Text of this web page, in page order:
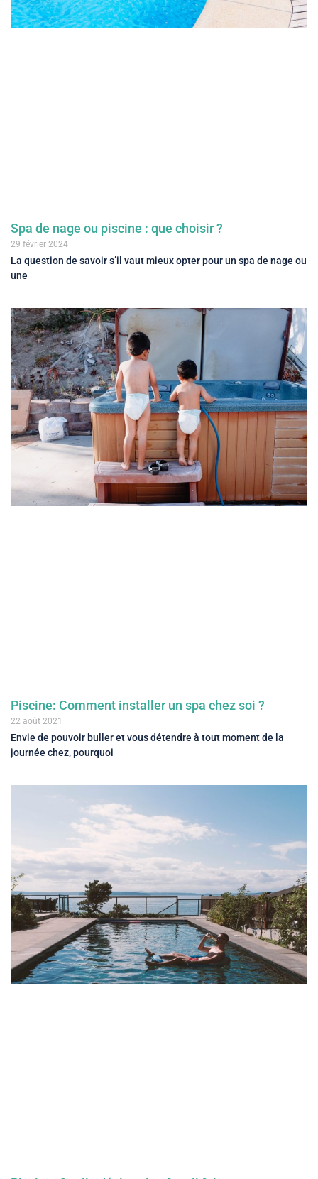
Spa de nage ou piscine : que choisir ?
29 février 2024
La question de savoir s’il vaut mieux opter pour un spa de nage ou
une
Piscine: Comment installer un spa chez soi ?
22 août 2021
Envie de pouvoir buller et vous détendre à tout moment de la
journée chez, pourquoi